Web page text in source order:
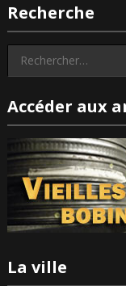
Recherche
Rechercher :
Accéder aux
La ville